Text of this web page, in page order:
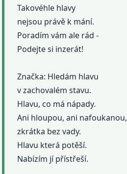
Takovéhle hlavy
nejsou právě k mání.
Poradím vám ale rád -
Podejte si inzerát!
Značka: Hledám hlavu
v zachovalém stavu.
Hlavu, co má nápady.
Ani hloupou, ani nafoukanou,
zkrátka bez vady.
Hlavu která potěší.
Nabízím jí přístřeší.